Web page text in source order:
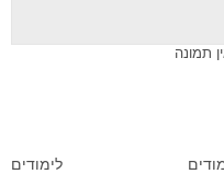
תמונה
לימודים